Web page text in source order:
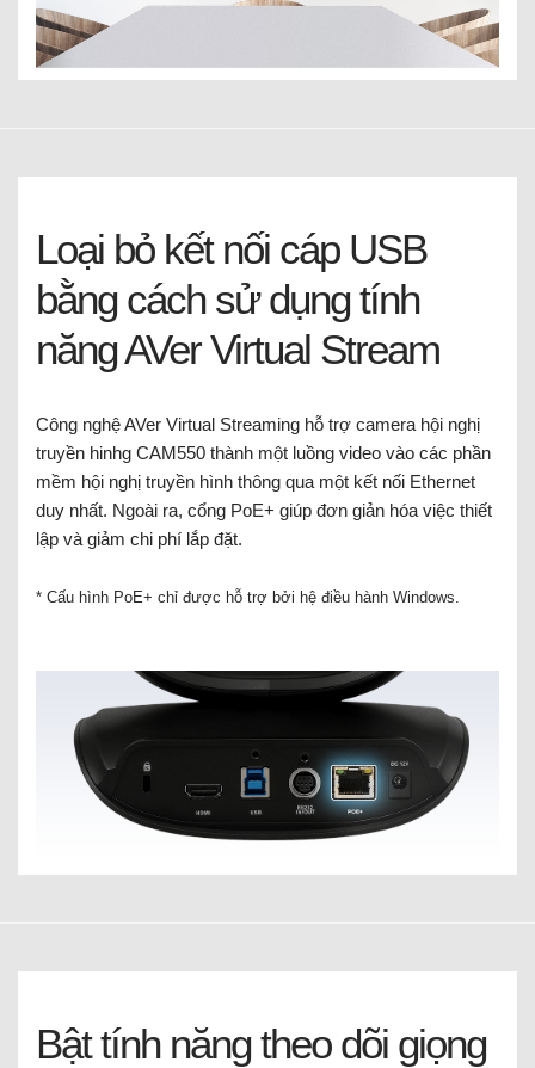
Loại bỏ kết nối cáp USB
bằng cách sử dụng tính
năng AVer Virtual Stream
Công nghệ AVer Virtual Streaming hỗ trợ camera hội nghị
truyền hinhg CAM550 thành một luồng video vào các phần
mềm hội nghị truyền hình thông qua một kết nối Ethernet
duy nhất. Ngoài ra, cổng PoE+ giúp đơn giản hóa việc thiết
lập và giảm chi phí lắp đặt.
* Cấu hình PoE+ chỉ được hỗ trợ bởi hệ điều hành Windows.
Bật tính năng theo dõi giọng